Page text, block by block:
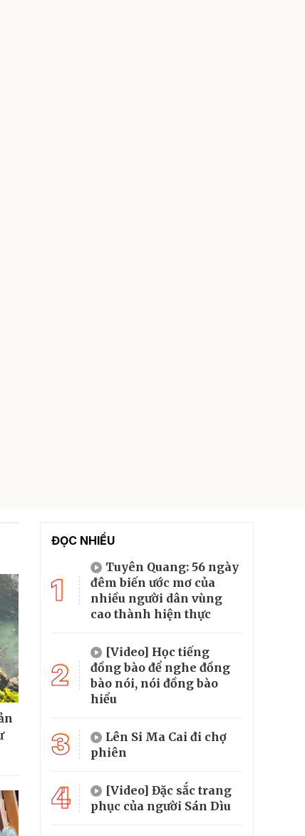
ĐỌC NHIỀU
1
Tuyên Quang: 56 ngày
đêm biến ước mơ của
nhiều người dân vùng
cao thành hiện thực
2
[Video] Học tiếng
đồng bào để nghe đồng
bào nói, nói đồng bào
hiểu
3
Lên Si Ma Cai đi chợ
phiên
4
[Video] Đặc sắc trang
phục của người Sán Dìu